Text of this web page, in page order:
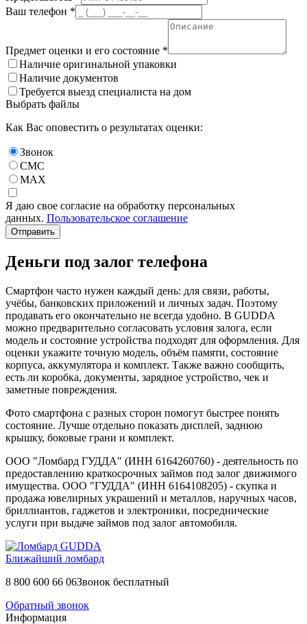
Ваш телефон *
Предмет оценки и его состояние *
Наличие оригинальной упаковки
Наличие документов
Требуется выезд специалиста на дом
Выбрать файлы
Как Вас оповестить о результатах оценки:
Звонок
СМС
MAX
Я даю свое согласие на обработку персональных
данных. Пользовательское соглашение
Отправить
Деньги под залог телефона
Смартфон часто нужен каждый день: для связи, работы,
учёбы, банковских приложений и личных задач. Поэтому
продавать его окончательно не всегда удобно. В GUDDA
можно предварительно согласовать условия залога, если
модель и состояние устройства подходят для оформления. Для
оценки укажите точную модель, объём памяти, состояние
корпуса, аккумулятора и комплект. Также важно сообщить,
есть ли коробка, документы, зарядное устройство, чек и
заметные повреждения.
Фото смартфона с разных сторон помогут быстрее понять
состояние. Лучше отдельно показать дисплей, заднюю
крышку, боковые грани и комплект.
ООО "Ломбард ГУДДА" (ИНН 6164260760) - деятельность по
предоставлению краткосрочных займов под залог движимого
имущества. ООО "ГУДДА" (ИНН 6164108205) - скупка и
продажа ювелирных украшений и металлов, наручных часов,
бриллиантов, гаджетов и электроники, посреднические
услуги при выдаче займов под залог автомобиля.
Ближайший ломбард
8 800 600 66 06Звонок бесплатный
Обратный звонок
Информация